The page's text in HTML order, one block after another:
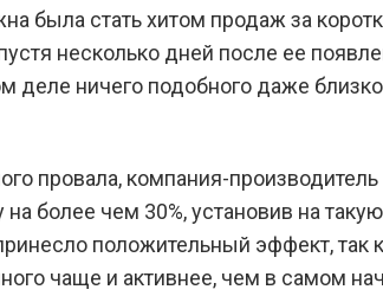
была стать хитом продаж за
несколько дней после ее
деле ничего подобного даже
провала, компания-производитель
более чем 30%, установив на такую
положительный эффект, так
чаще и активнее, чем в самом